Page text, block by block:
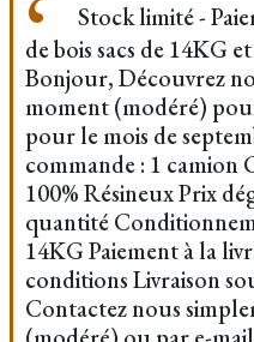
Stock limité -
de bois sacs de 14KG
Bonjour, Découvrez
moment (modéré)
pour le mois de
commande : 1
100% Résineux Prix
quantité
14KG Paiement à la
conditions Livraison
Contactez nous